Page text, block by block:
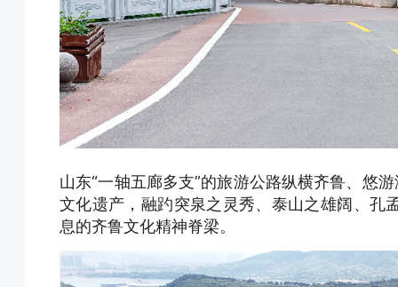
山东“一轴五廊多支”的旅游公路纵横齐鲁、悠
文化遗产，融趵突泉之灵秀、泰山之雄阔、孔
息的齐鲁文化精神脊梁。